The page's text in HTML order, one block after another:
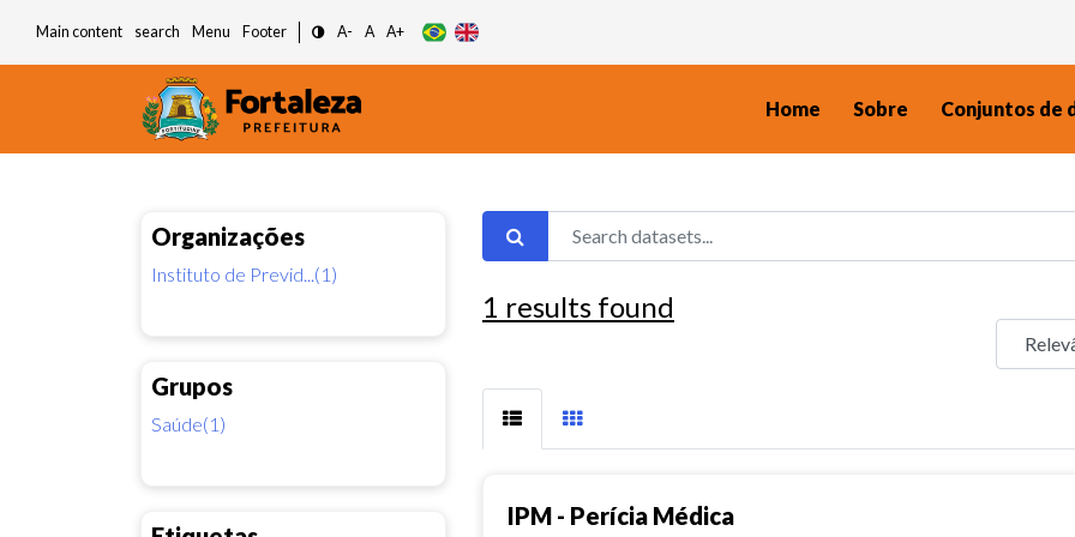
Main content search Menu Footer A- A A+
Home Sobre Conjuntos de
Organizações
Instituto de Previd...(1)
Grupos
Saúde(1)
1 results found
IPM - Perícia Médica